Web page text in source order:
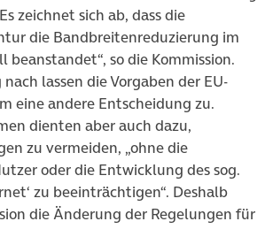
zeichnet sich ab, dass die
die Bandbreitenreduzierung im
beanstandet“, so die Kommission.
lassen die Vorgaben der EU-
eine andere Entscheidung zu.
dienten aber auch dazu,
zu vermeiden, „ohne die
oder die Entwicklung des sog.
zu beeinträchtigen“. Deshalb
die Änderung der Regelungen für